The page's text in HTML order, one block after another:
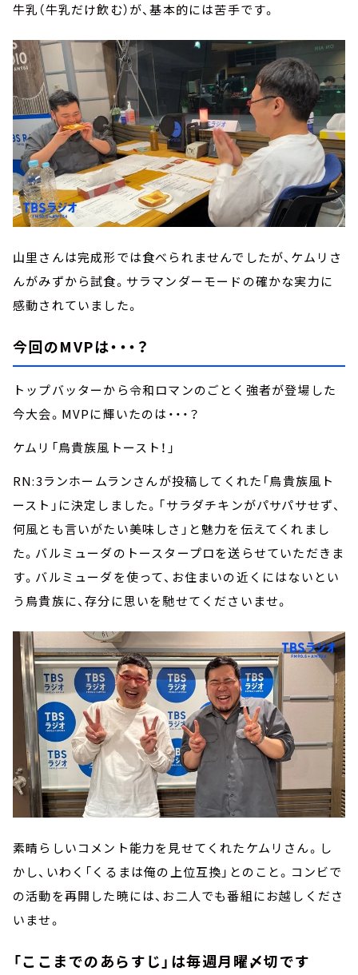
牛乳（牛乳だけ飲む）が、基本的には苦手です。
山里さんは完成形では食べられませんでしたが、ケムリさ
んがみずから試食。サラマンダーモードの確かな実力に
感動されていました。
今回のMVPは・・・？
トップバッターから令和ロマンのごとく強者が登場した
今大会。MVPに輝いたのは・・・？
ケムリ「鳥貴族風トースト！」
RN:3ランホームランさんが投稿してくれた「鳥貴族風ト
ースト」に決定しました。「サラダチキンがパサパサせず、
何風とも言いがたい美味しさ」と魅力を伝えてくれまし
た。バルミューダのトースタープロを送らせていただきま
す。バルミューダを使って、お住まいの近くにはないとい
う鳥貴族に、存分に思いを馳せてくださいませ。
素晴らしいコメント能力を見せてくれたケムリさん。し
かし、いわく「くるまは俺の上位互換」とのこと。コンビで
の活動を再開した暁には、お二人でも番組にお越しくださ
いませ。
「ここまでのあらすじ」は毎週月曜〆切です